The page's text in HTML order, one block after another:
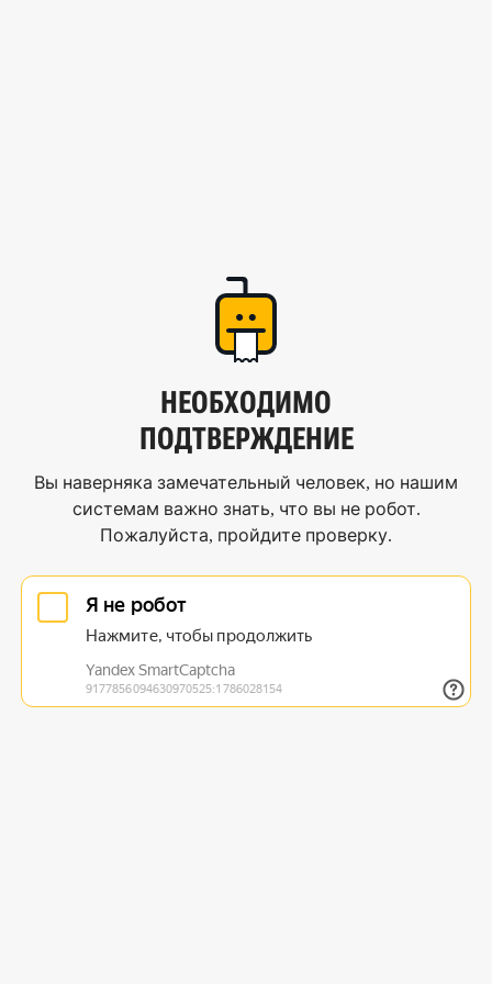
НЕОБХОДИМО
ПОДТВЕРЖДЕНИЕ
Вы наверняка замечательный человек, но нашим
системам важно знать, что вы не робот.
Пожалуйста, пройдите проверку.